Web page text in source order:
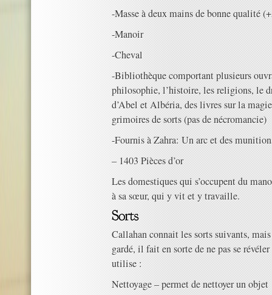
-Masse à deux mains de bonne qualité
-Manoir
-Cheval
-Bibliothèque comportant plusieurs
philosophie, l’histoire, les religions, le
d’Abel et Albéria, des livres sur la
grimoires de sorts (pas de nécromancie)
-Fournis à Zahra: Un arc et des
– 1403 Pièces d’or
Les domestiques qui s’occupent du
à sa sœur, qui y vit et y travaille.
Callahan connait les sorts suivants,
gardé, il fait en sorte de ne pas se
utilise :
Nettoyage – permet de nettoyer un objet